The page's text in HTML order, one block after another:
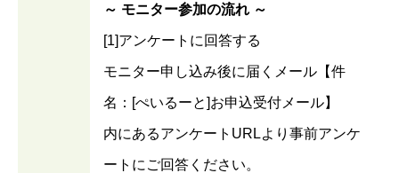
～ モニター参加の流れ ～
[1]アンケートに回答する
モニター申し込み後に届くメール【件
名：[ぺいるーと]お申込受付メール】
内にあるアンケートURLより事前アンケ
ートにご回答ください。